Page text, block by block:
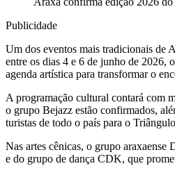
Publicidade
Um dos eventos mais tradicionais de
entre os dias 4 e 6 de junho de 2026,
agenda artística para transformar o
A programação cultural contará com
o grupo Bejazz estão confirmados,
turistas de todo o país para o
Nas artes cênicas, o grupo araxaense
e do grupo de dança CDK, que